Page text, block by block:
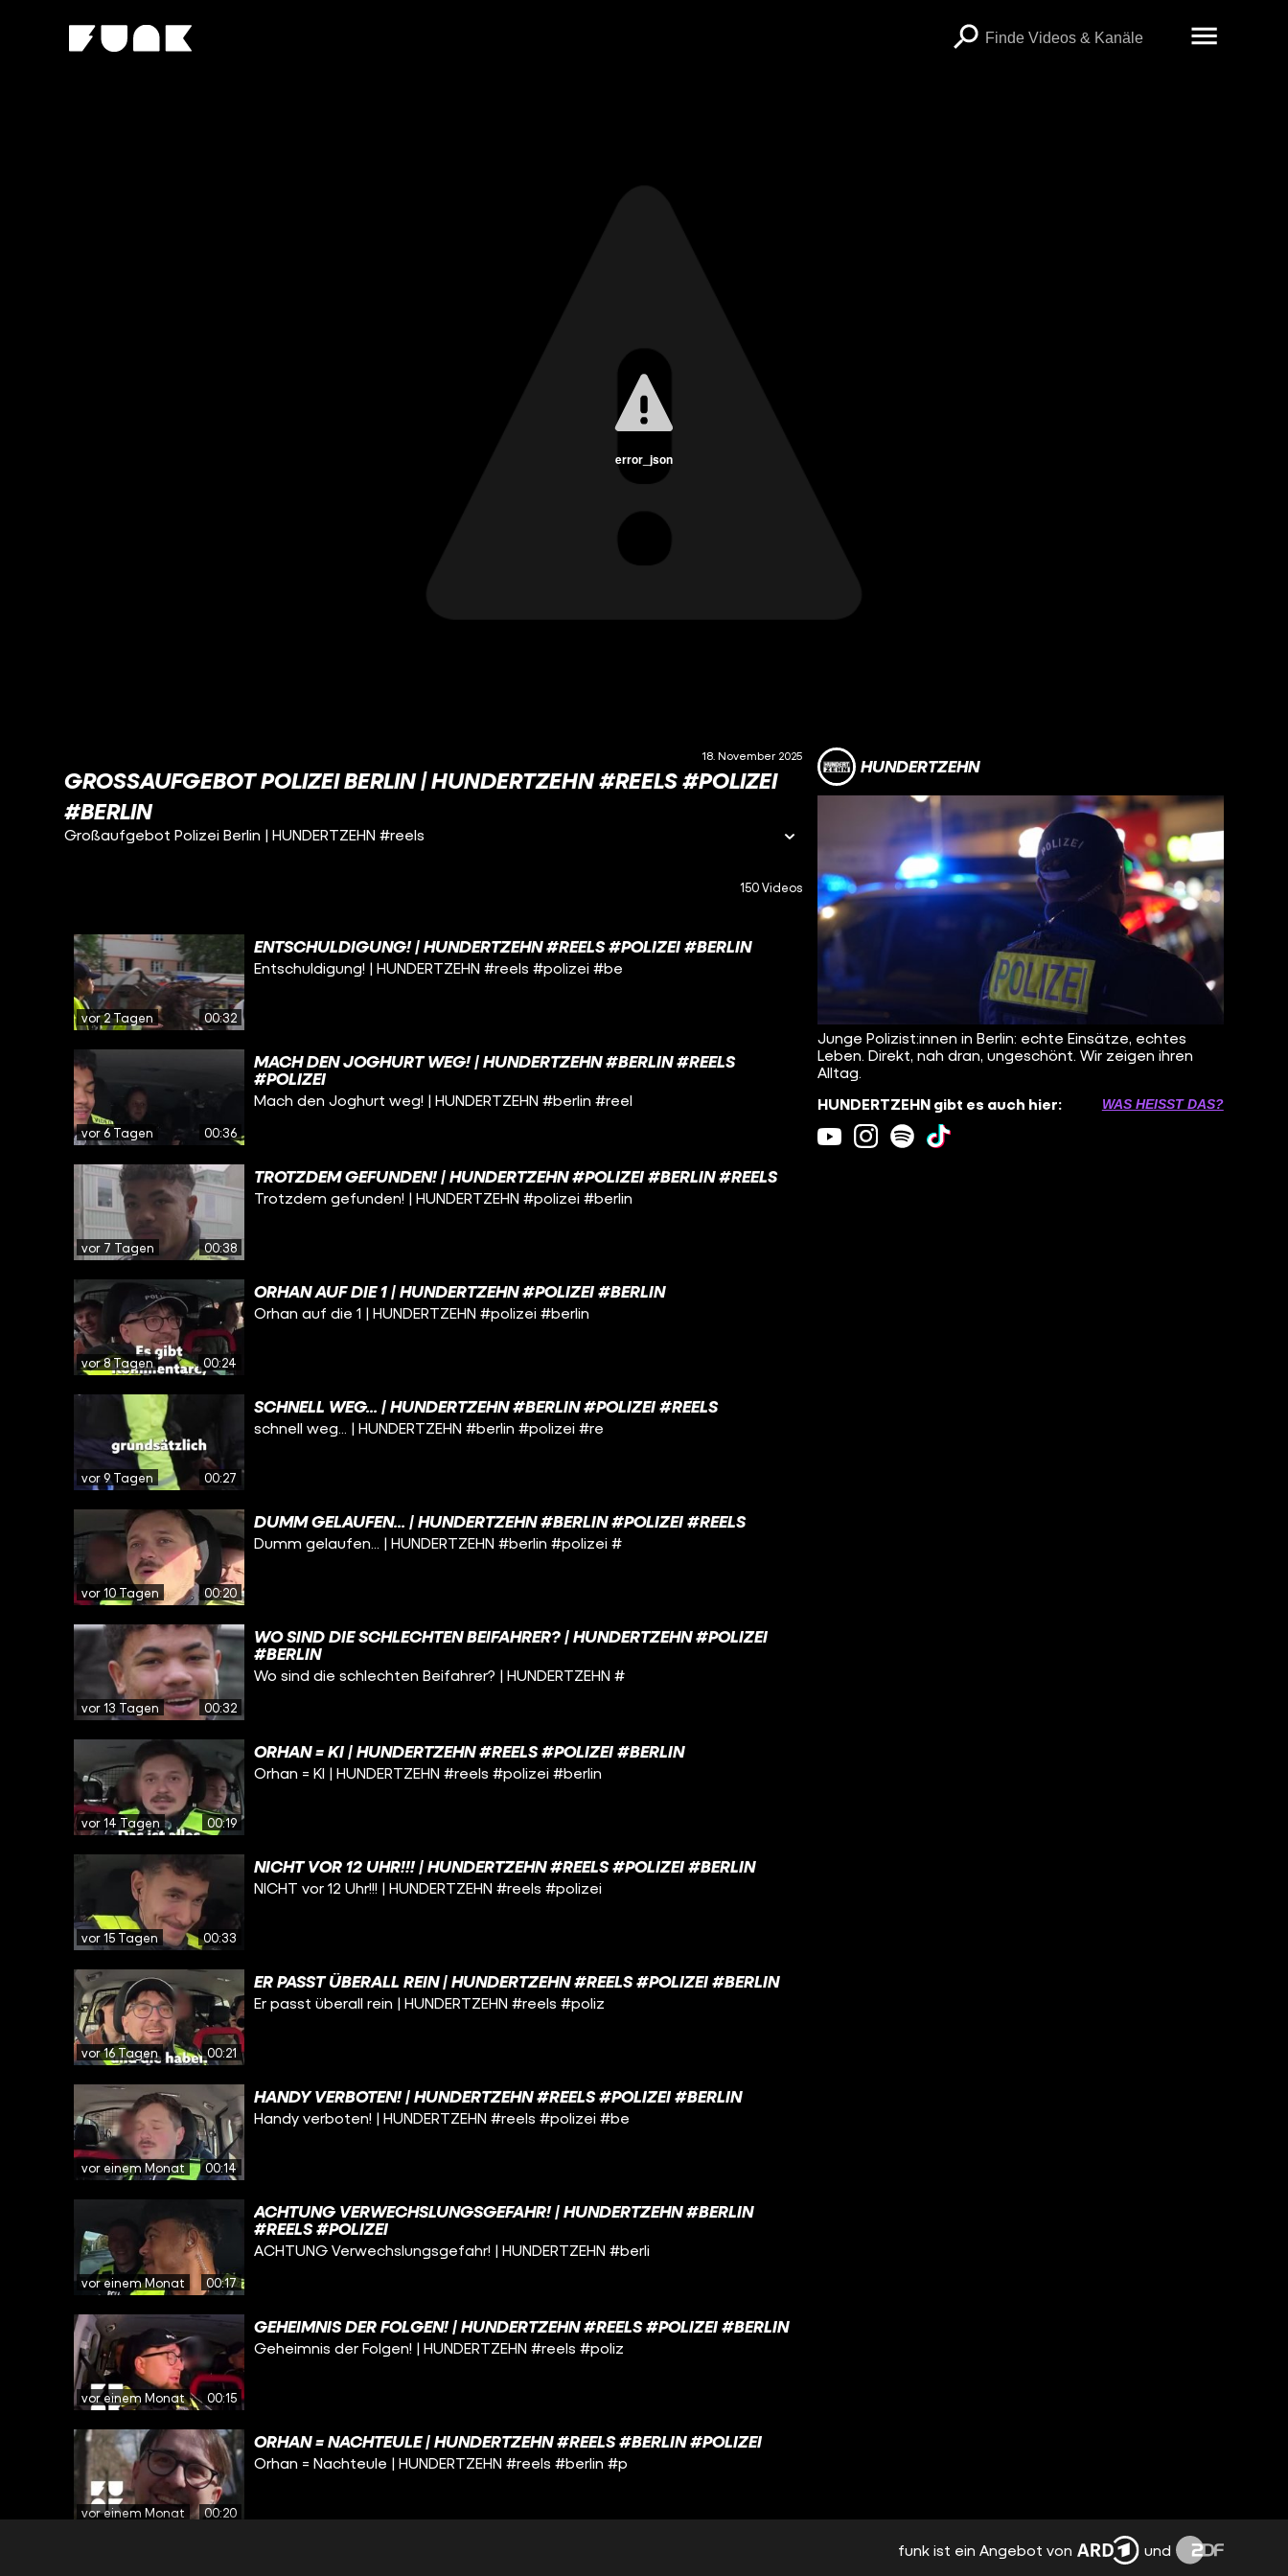
error_json
HUNDERTZEHN
Junge Polizist:innen in Berlin: echte Einsätze, echtes
Leben. Direkt, nah dran, ungeschönt. Wir zeigen ihren
Alltag.
HUNDERTZEHN gibt es auch hier:
WAS HEISST DAS?
18. November 2025
GROSSAUFGEBOT POLIZEI BERLIN | HUNDERTZEHN #REELS #POLIZEI #
BERLIN
Großaufgebot Polizei Berlin | HUNDERTZEHN #reels
150 Videos
vor 2 Tagen 00:32
ENTSCHULDIGUNG! | HUNDERTZEHN #REELS #POLIZEI #BERLIN
Entschuldigung! | HUNDERTZEHN #reels #polizei #be
vor 6 Tagen 00:36
MACH DEN JOGHURT WEG! | HUNDERTZEHN #BERLIN #REELS
#POLIZEI
Mach den Joghurt weg! | HUNDERTZEHN #berlin #reel
vor 7 Tagen 00:38
TROTZDEM GEFUNDEN! | HUNDERTZEHN #POLIZEI #BERLIN #REELS
Trotzdem gefunden! | HUNDERTZEHN #polizei #berlin
vor 8 Tagen 00:24
ORHAN AUF DIE 1 | HUNDERTZEHN #POLIZEI #BERLIN
Orhan auf die 1 | HUNDERTZEHN #polizei #berlin
vor 9 Tagen 00:27
SCHNELL WEG... | HUNDERTZEHN #BERLIN #POLIZEI #REELS
schnell weg... | HUNDERTZEHN #berlin #polizei #re
vor 10 Tagen 00:20
DUMM GELAUFEN... | HUNDERTZEHN #BERLIN #POLIZEI #REELS
Dumm gelaufen... | HUNDERTZEHN #berlin #polizei #
vor 13 Tagen 00:32
WO SIND DIE SCHLECHTEN BEIFAHRER? | HUNDERTZEHN #POLIZEI
#BERLIN
Wo sind die schlechten Beifahrer? | HUNDERTZEHN #
vor 14 Tagen 00:19
ORHAN = KI | HUNDERTZEHN #REELS #POLIZEI #BERLIN
Orhan = KI | HUNDERTZEHN #reels #polizei #berlin
vor 15 Tagen 00:33
NICHT VOR 12 UHR!!! | HUNDERTZEHN #REELS #POLIZEI #BERLIN
NICHT vor 12 Uhr!!! | HUNDERTZEHN #reels #polizei
vor 16 Tagen 00:21
ER PASST ÜBERALL REIN | HUNDERTZEHN #REELS #POLIZEI #BERLIN
Er passt überall rein | HUNDERTZEHN #reels #poliz
vor einem Monat 00:14
HANDY VERBOTEN! | HUNDERTZEHN #REELS #POLIZEI #BERLIN
Handy verboten! | HUNDERTZEHN #reels #polizei #be
vor einem Monat 00:17
ACHTUNG VERWECHSLUNGSGEFAHR! | HUNDERTZEHN #BERLIN
#REELS #POLIZEI
ACHTUNG Verwechslungsgefahr! | HUNDERTZEHN #berli
vor einem Monat 00:15
GEHEIMNIS DER FOLGEN! | HUNDERTZEHN #REELS #POLIZEI #BERLIN
Geheimnis der Folgen! | HUNDERTZEHN #reels #poliz
vor einem Monat 00:20
ORHAN = NACHTEULE | HUNDERTZEHN #REELS #BERLIN #POLIZEI
Orhan = Nachteule | HUNDERTZEHN #reels #berlin #p
funk ist ein Angebot von und